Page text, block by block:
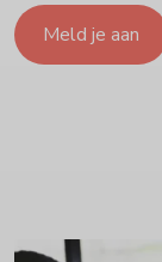
Meld je aan